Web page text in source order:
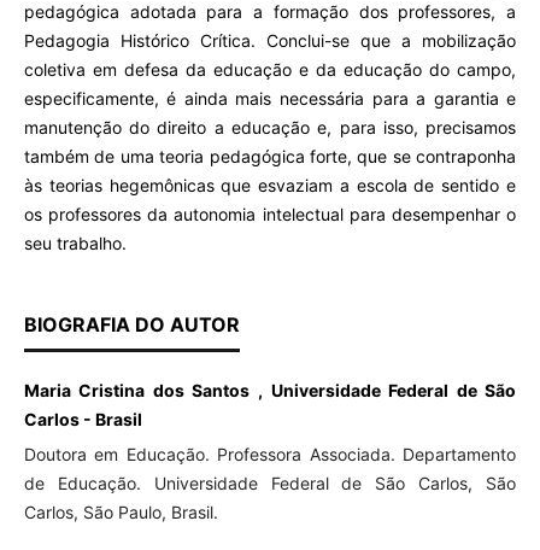
pedagógica adotada para a formação dos professores, a
Pedagogia Histórico Crítica. Conclui-se que a mobilização
coletiva em defesa da educação e da educação do campo,
especificamente, é ainda mais necessária para a garantia e
manutenção do direito a educação e, para isso, precisamos
também de uma teoria pedagógica forte, que se contraponha
às teorias hegemônicas que esvaziam a escola de sentido e
os professores da autonomia intelectual para desempenhar o
seu trabalho.
BIOGRAFIA DO AUTOR
Maria Cristina dos Santos , Universidade Federal de São
Carlos - Brasil
Doutora em Educação. Professora Associada. Departamento
de Educação. Universidade Federal de São Carlos, São
Carlos, São Paulo, Brasil.